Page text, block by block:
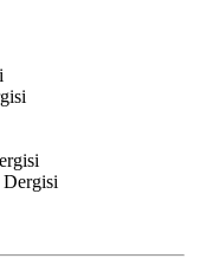
Dergisi